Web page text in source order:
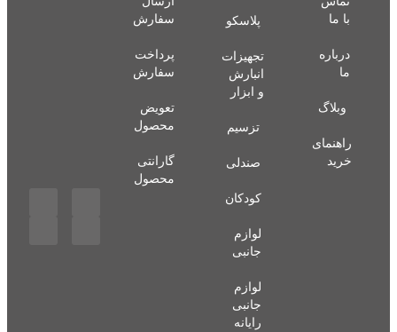
با ما
درباره
ما
وبلاگ
راهنمای
خرید
پلاسکو
تجهیزات
انبارش
و ابزار
تزسیم
صندلی
کودکان
لوازم
جانبی
لوازم
جانبی
رایانه
سفارش
پرداخت
سفارش
تعویض
محصول
گارانتی
محصول